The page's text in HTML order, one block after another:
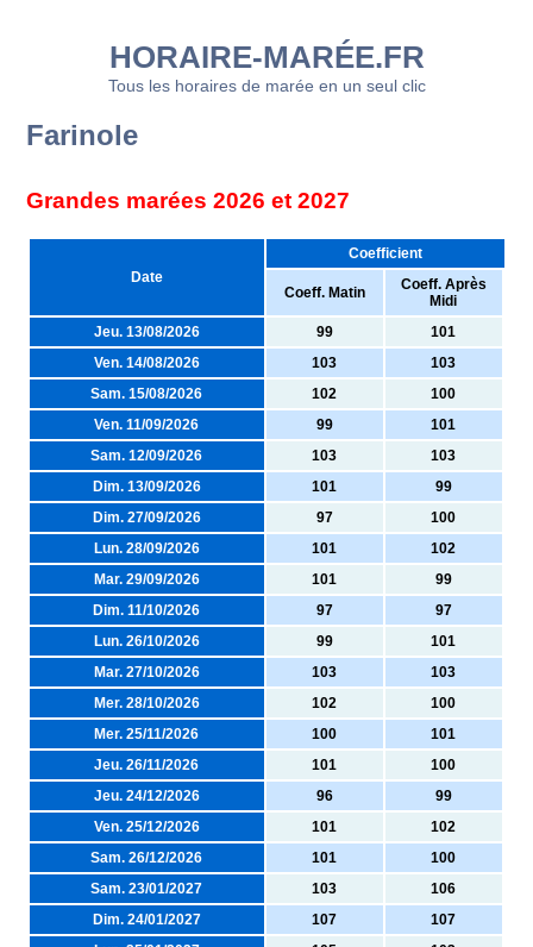
HORAIRE-MARÉE.FR
Tous les horaires de marée en un seul clic
Farinole
Grandes marées 2026 et 2027
Date
Coefficient
Coeff. Matin
Coeff. Après
Midi
Jeu. 13/08/2026
99
101
Ven. 14/08/2026
103
103
Sam. 15/08/2026
102
100
Ven. 11/09/2026
99
101
Sam. 12/09/2026
103
103
Dim. 13/09/2026
101
99
Dim. 27/09/2026
97
100
Lun. 28/09/2026
101
102
Mar. 29/09/2026
101
99
Dim. 11/10/2026
97
97
Lun. 26/10/2026
99
101
Mar. 27/10/2026
103
103
Mer. 28/10/2026
102
100
Mer. 25/11/2026
100
101
Jeu. 26/11/2026
101
100
Jeu. 24/12/2026
96
99
Ven. 25/12/2026
101
102
Sam. 26/12/2026
101
100
Sam. 23/01/2027
103
106
Dim. 24/01/2027
107
107